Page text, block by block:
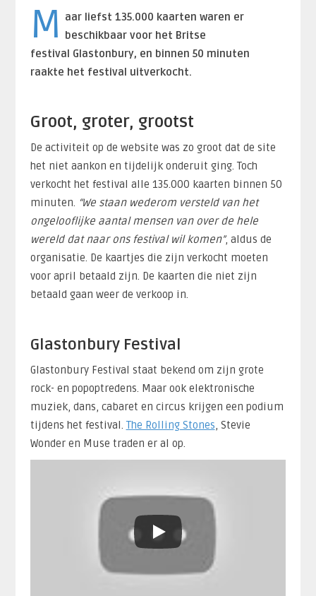
M
aar liefst 135.000 kaarten waren er
beschikbaar voor het Britse
festival Glastonbury, en binnen 50 minuten
raakte het festival uitverkocht.
Groot, groter, grootst
De activiteit op de website was zo groot dat de site
het niet aankon en tijdelijk onderuit ging. Toch
verkocht het festival alle 135.000 kaarten binnen 50
minuten. “We staan wederom versteld van het
ongelooflijke aantal mensen van over de hele
wereld dat naar ons festival wil komen”, aldus de
organisatie. De kaartjes die zijn verkocht moeten
voor april betaald zijn. De kaarten die niet zijn
betaald gaan weer de verkoop in.
Glastonbury Festival
Glastonbury Festival staat bekend om zijn grote
rock- en popoptredens. Maar ook elektronische
muziek, dans, cabaret en circus krijgen een podium
tijdens het festival.The Rolling Stones, Stevie
Wonder en Muse traden er al op.